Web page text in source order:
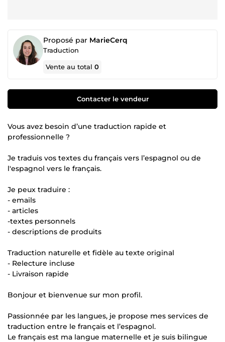
Proposé par MarieCerq
Traduction
Vente au total0
Contacter le vendeur
Vous avez besoin d’une traduction rapide et
professionnelle ?
Je traduis vos textes du français vers l’espagnol ou de
l'espagnol vers le français.
Je peux traduire :
- emails
- articles
-textes personnels
- descriptions de produits
Traduction naturelle et fidèle au texte original
- Relecture incluse
- Livraison rapide
Bonjour et bienvenue sur mon profil.
Passionnée par les langues, je propose mes services de
traduction entre le français et l’espagnol.
Le français est ma langue maternelle et je suis bilingue